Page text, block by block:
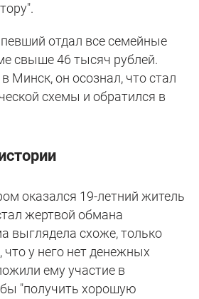
отдал все семейные
свыше 46 тысяч рублей.
Минск, он осознал, что стал
схемы и обратился в
оказался 19-летний житель
жертвой обмана
выглядела схоже, только
что у него нет денежных
ему участие в
"получить хорошую